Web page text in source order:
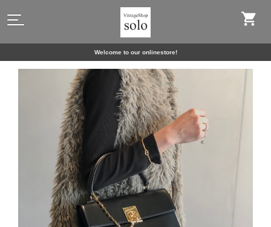
Welcome to our onlinestore!